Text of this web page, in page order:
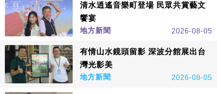
清水逍遙音樂町登場 民眾共賞藝文
饗宴
地方新聞
2026-08-05
有情山水鏡頭留影 深波分館展出台
灣光影美
地方新聞
2026-08-05